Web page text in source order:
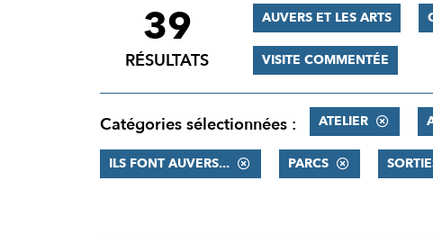
FILTRER
RÉSULTATS
39
RÉSULTATS
AUVERS ET LES ARTS
VISITE COMMENTÉE
Catégories sélectionnées : ATELIER
ILS FONT AUVERS... PARCS